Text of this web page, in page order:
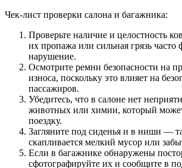
Чек-лист проверки салона и багажника:
Проверьте наличие и целостность
их пропажа или сильная грязь часто
нарушение.
Осмотрите ремни безопасности на
износа, поскольку это влияет на
пассажиров.
Убедитесь, что в салоне нет
животных или химии, который
поездку.
Загляните под сиденья и в ниши —
скапливается мелкий мусор или
Если в багажнике обнаружены
сфотографируйте их и сообщите в